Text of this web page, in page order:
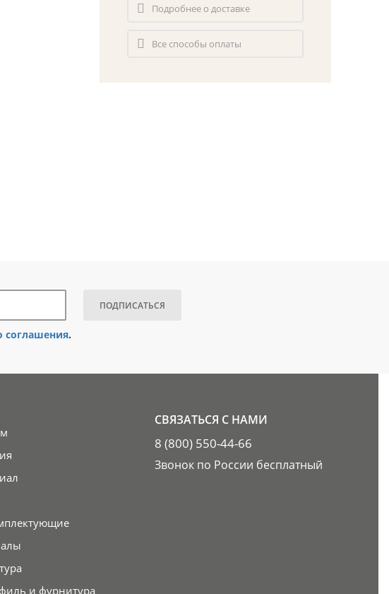
Подробнее о доставке
Все способы оплаты
ПОДПИСАТЬСЯ
соглашения.
и фурнитура
СВЯЗАТЬСЯ С НАМИ
8 (800) 550-44-66
Звонок по России бесплатный